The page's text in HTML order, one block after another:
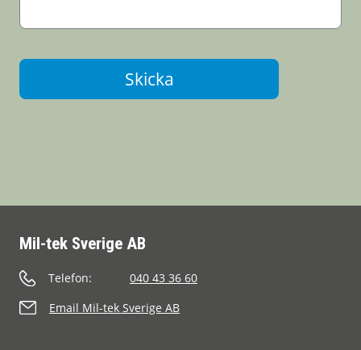
Skicka
Mil-tek Sverige AB
Telefon:
040 43 36 60
Email Mil-tek Sverige AB